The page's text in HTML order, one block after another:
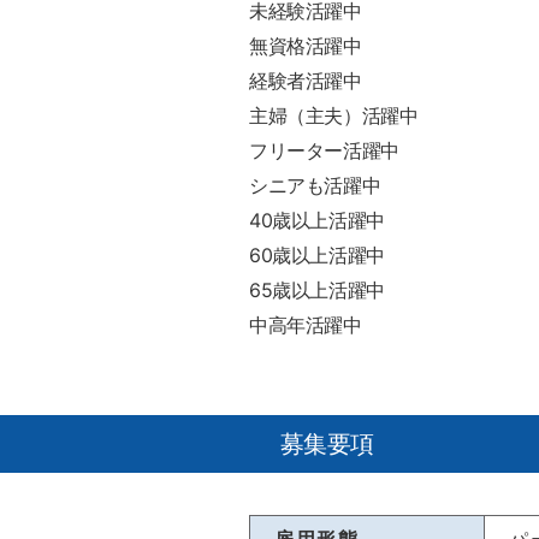
未経験活躍中
無資格活躍中
経験者活躍中
主婦（主夫）活躍中
フリーター活躍中
シニアも活躍中
40歳以上活躍中
60歳以上活躍中
65歳以上活躍中
中高年活躍中
募集要項